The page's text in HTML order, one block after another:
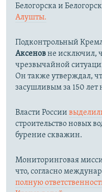
Белогорска и
Алушты.
Подконтрольный
Аксеновне исключил,
чрезвычайной
Он также утверждал,
засушливым за 150
Власти России
строительство новых
бурение скважин.
Мониторинговая
что, согласно
полную